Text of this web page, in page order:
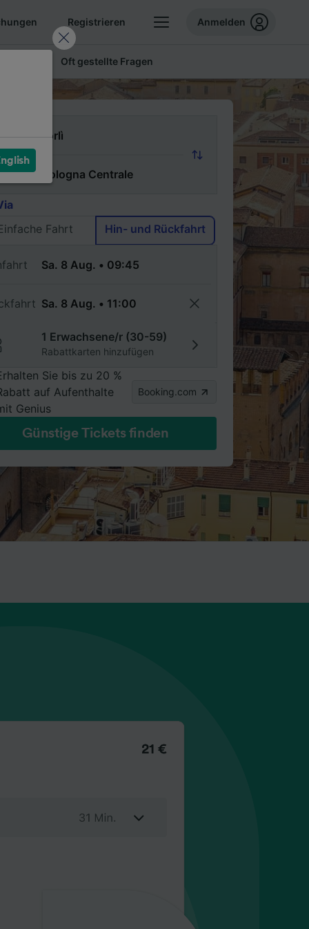
Registrieren Anmelden
Oft gestellte Fragen
Fahrt
Hin- und Rückfahrt
1 Erwachsene/r (30-59)
Rabattkarten hinzufügen
Sie bis zu 20 %
auf Aufenthalte
Genius
Booking.com
Günstige Tickets finden